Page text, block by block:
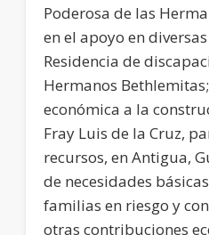
Poderosa de las
en el apoyo en
Residencia de
Hermanos
económica a la
Fray Luis de la Cruz,
recursos, en Antigua,
de necesidades
familias en riesgo y
otras contribuciones